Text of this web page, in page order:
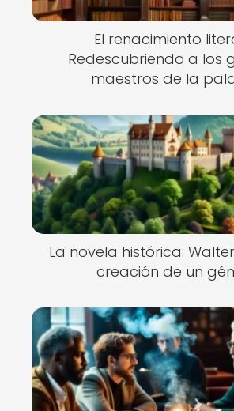
El renacimiento
Redescubriendo a los
maestros de la
La novela histórica:
creación de un